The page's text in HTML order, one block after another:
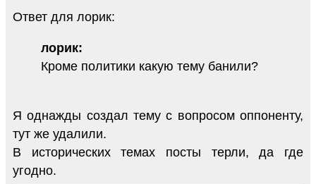
Ответ для лорик:
лорик:
Кроме политики какую тему банили?
Я однажды создал тему с вопросом оппоненту,
тут же удалили.
В исторических темах посты терли, да где
угодно.